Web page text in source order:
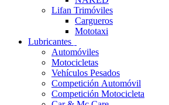
Lifan Trimóviles
Cargueros
Mototaxi
Lubricantes
Automóviles
Motocicletas
Vehículos Pesados
Competición Automóvil
Competición Motocicleta